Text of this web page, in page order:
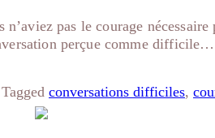
pas le courage
perçue comme difficile…
Tagged conversations difficiles,